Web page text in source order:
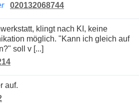
020132068744
möglich. "Kann ich gleich auf
soll v [...]
auf.